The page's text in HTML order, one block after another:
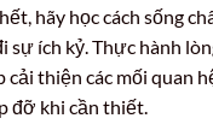
hãy học cách sống
sự ích kỷ. Thực hành
cải thiện các mối quan
đỡ khi cần thiết.